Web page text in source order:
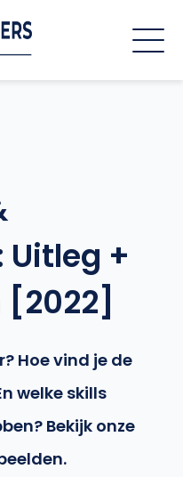
+
Hoe vind je de
welke skills
Bekijk onze